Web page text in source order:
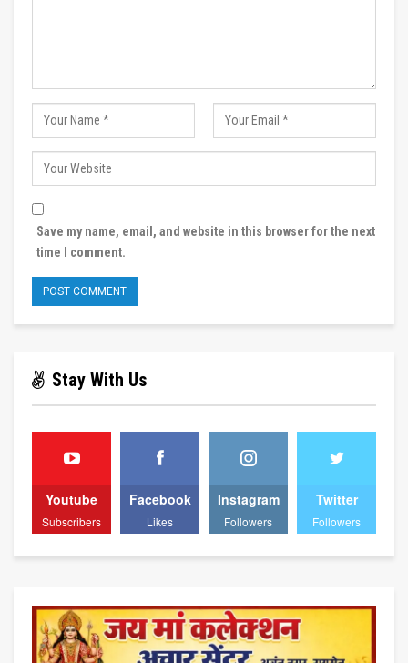
Save my name, email, and website in this browser for the next
time I comment.
Stay With Us
Youtube
Subscribers
Facebook
Likes
Instagram
Followers
Twitter
Followers